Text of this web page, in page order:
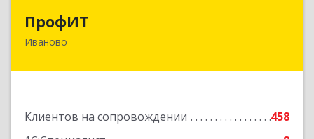
ПрофИТ
Иваново
Клиентов на сопровождении
458
153000, Ивановская обл, г.о. город Иваново,
Подробнее